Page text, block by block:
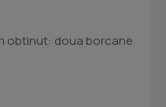
obtinut: doua borcane